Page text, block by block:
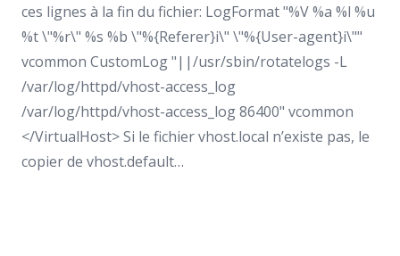
ces lignes à la fin du fichier: LogFormat "%V %a %l %u
%t \"%r\" %s %b \"%{Referer}i\" \"%{User-agent}i\""
vcommon CustomLog "||/usr/sbin/rotatelogs -L
/var/log/httpd/vhost-access_log
/var/log/httpd/vhost-access_log 86400" vcommon
</VirtualHost> Si le fichier vhost.local n’existe pas, le
copier de vhost.default…